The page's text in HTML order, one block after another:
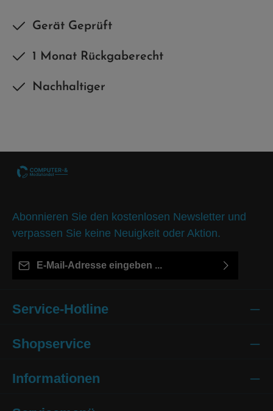
Gerät Geprüft
1 Monat Rückgaberecht
Nachhaltiger
Abonnieren Sie den kostenlosen Newsletter und
verpassen Sie keine Neuigkeit oder Aktion.
E-Mail-Adresse*
einverstanden.
abgebildeten Zeichen ein*
Service-Hotline
Shopservice
Informationen